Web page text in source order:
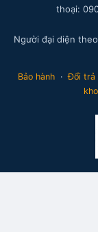
thoại:
Người đại diện
Bảo hành·Đổi trả